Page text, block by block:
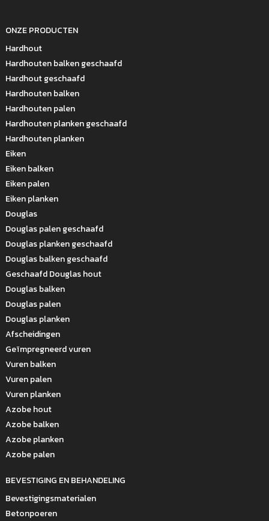
ONZE PRODUCTEN
Hardhout
Hardhouten balken geschaafd
Hardhout geschaafd
Hardhouten balken
Hardhouten palen
Hardhouten planken geschaafd
Hardhouten planken
Eiken
Eiken balken
Eiken palen
Eiken planken
Douglas
Douglas palen geschaafd
Douglas planken geschaafd
Douglas balken geschaafd
Geschaafd Douglas hout
Douglas balken
Douglas palen
Douglas planken
Afscheidingen
Geïmpregneerd vuren
Vuren balken
Vuren palen
Vuren planken
Azobe hout
Azobe balken
Azobe planken
Azobe palen
BEVESTIGING EN BEHANDELING
Bevestigingsmaterialen
Betonpoeren